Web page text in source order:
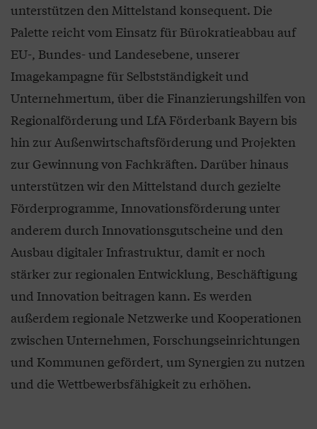
unterstützen den Mittelstand konsequent. Die
Palette reicht vom Einsatz für Bürokratieabbau auf
EU-, Bundes- und Landesebene, unserer
Imagekampagne für Selbstständigkeit und
Unternehmertum, über die Finanzierungshilfen von
Regionalförderung und LfA Förderbank Bayern bis
hin zur Außenwirtschaftsförderung und Projekten
zur Gewinnung von Fachkräften. Darüber hinaus
unterstützen wir den Mittelstand durch gezielte
Förderprogramme, Innovationsförderung unter
anderem durch Innovationsgutscheine und den
Ausbau digitaler Infrastruktur, damit er noch
stärker zur regionalen Entwicklung, Beschäftigung
und Innovation beitragen kann. Es werden
außerdem regionale Netzwerke und Kooperationen
zwischen Unternehmen, Forschungseinrichtungen
und Kommunen gefördert, um Synergien zu nutzen
und die Wettbewerbsfähigkeit zu erhöhen.